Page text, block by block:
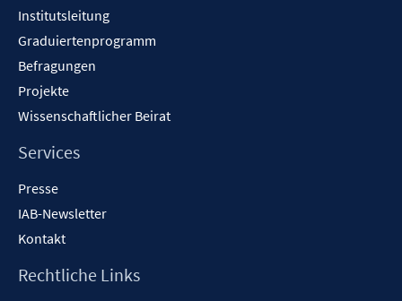
Institutsleitung
Graduiertenprogramm
Befragungen
Projekte
Wissenschaftlicher Beirat
Services
Presse
IAB-Newsletter
Kontakt
Rechtliche Links